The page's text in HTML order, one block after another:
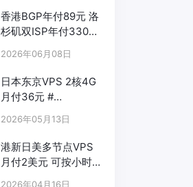
香港BGP年付89元 洛
杉矶双ISP年付330元
2026年06月08日
日本东京VPS 2核4G
月付36元 #
2026年05月13日
港新日美多节点VPS
月付2美元 可按小时
2026年04月16日